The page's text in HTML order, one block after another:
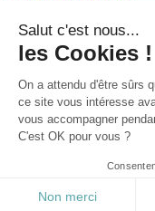
Camping Ambiance club
Camping Club enfants / Top
Camping Parc aquatique /
Camping Hébergements
Qui sommes
Salut c'est nous...
les Cookies !
On a attendu d'être sûrs
ce site vous intéresse
vous accompagner
C'est OK pour vous ?
Non merci